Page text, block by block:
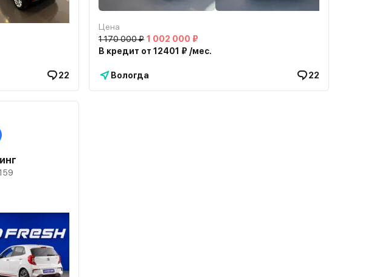
22
Цена
1 170 000 ₽ 1 002 000 ₽
В кредит от 12401 ₽ /мес.
Вологда 22